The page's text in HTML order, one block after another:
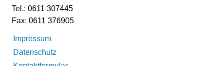
Tel.: 0611 307445
Fax: 0611 376905
Impressum
Datenschutz